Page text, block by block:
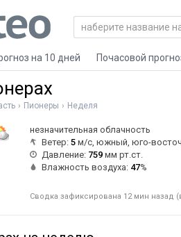
на 10 дней Почасовой
Пионеры Неделя
незначительная облачность
Ветер: 5 м/с, южный, юго-
Давление: 759 мм рт.ст.
Влажность воздуха: 47%
Сводка зафиксирована 12 мин назад